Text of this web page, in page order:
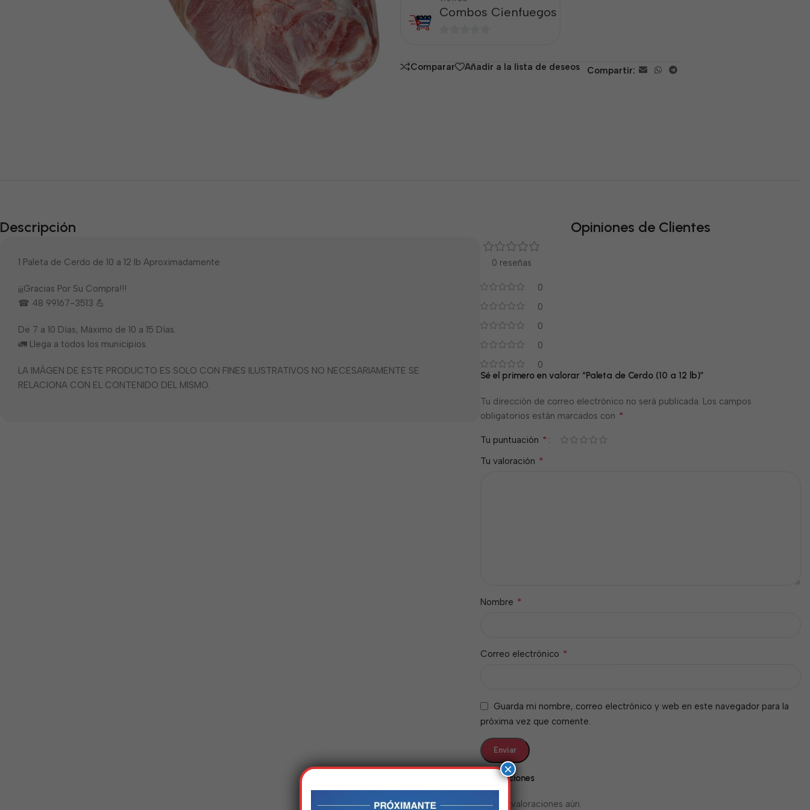
Combos Cienfuegos
5
Comparar Añadir a la lista de deseos Compartir:
Descripción
1 Paleta de Cerdo de 10 a 12 lb Aproximadamente
¡¡¡Gracias Por Su Compra!!!
☎ 48 99167-3513 💪
De 7 a 10 Días, Máximo de 10 a 15 Días.
🚛 Llega a todos los municipios.
LA IMÁGEN DE ESTE PRODUCTO ES SOLO CON FINES ILUSTRATIVOS NO NECESARIAMENTE SE
RELACIONA CON EL CONTENIDO DEL MISMO.
Opiniones de Clientes
0 reseñas
0
0
0
0
0
Valoraciones
No hay valoraciones aún.
Sé el primero en valorar “Paleta de Cerdo (10 a 12 lb)”
Tu dirección de correo electrónico no será publicada. Los campos
obligatorios están marcados con *
Tu puntuación *
Tu valoración *
Nombre *
Correo electrónico *
Guarda mi nombre, correo electrónico y web en este navegador para la
próxima vez que comente.
×